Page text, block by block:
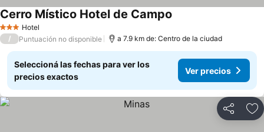
3 Estrellas
Hotel
Cerro Místico Hotel de Campo
/ Puntuación no disponible a 7.9 km de: Centro de la ciudad
Seleccioná las fechas para ver los
precios exactos
Ver precios
Compartir